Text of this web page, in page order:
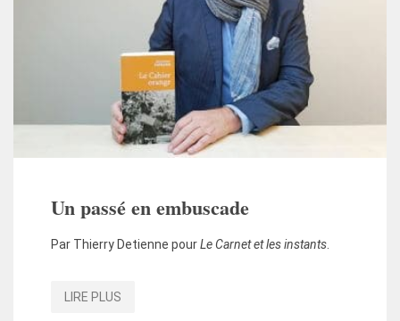
Un passé en embuscade
Par Thierry Detienne pourLe Carnet et les instants.
LIRE PLUS